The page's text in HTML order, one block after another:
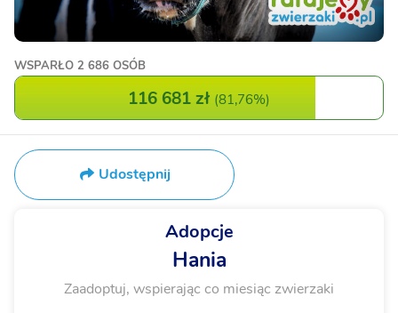
WSPARŁO 2 686 OSÓB
116 681 zł (81,76%)
Udostępnij
Adopcje
Hania
Zaadoptuj, wspierając co miesiąc zwierzaki